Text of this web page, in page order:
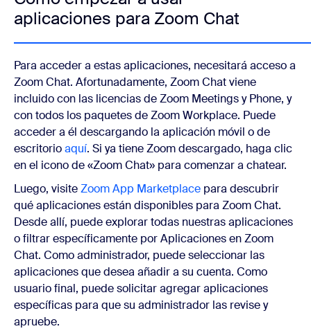
aplicaciones para Zoom Chat
Para acceder a estas aplicaciones, necesitará acceso a
Zoom Chat. Afortunadamente, Zoom Chat viene
incluido con las licencias de Zoom Meetings y Phone, y
con todos los paquetes de Zoom Workplace. Puede
acceder a él descargando la aplicación móvil o de
escritorioaquí. Si ya tiene Zoom descargado, haga clic
en el icono de «Zoom Chat» para comenzar a chatear.
Luego, visiteZoom App Marketplace para descubrir
qué aplicaciones están disponibles para Zoom Chat.
Desde allí, puede explorar todas nuestras aplicaciones
o filtrar específicamente por Aplicaciones en Zoom
Chat. Como administrador, puede seleccionar las
aplicaciones que desea añadir a su cuenta. Como
usuario final, puede solicitar agregar aplicaciones
específicas para que su administrador las revise y
apruebe.